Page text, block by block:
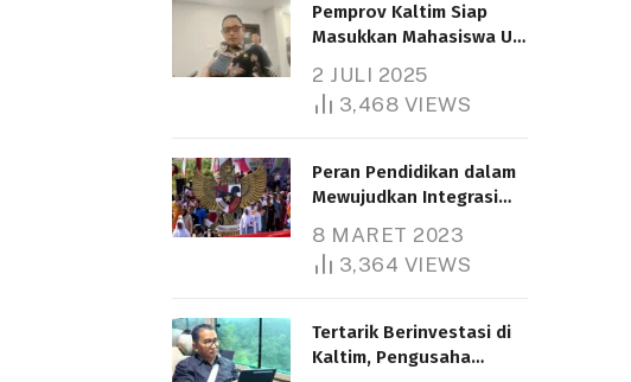
Pemprov Kaltim Siap
Masukkan Mahasiswa UT
Bantuan Pendidikan
Gratispol
2 JULI 2025
3,468 VIEWS
Peran Pendidikan dalam
Mewujudkan Integrasi
8 MARET 2023
3,364 VIEWS
Tertarik Berinvestasi di
Kaltim, Pengusaha